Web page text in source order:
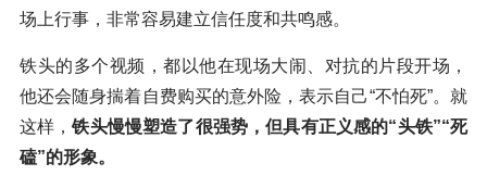
场上行事，非常容易建立信任度和共鸣感。
铁头的多个视频，都以他在现场大闹、对抗的片段开场，
他还会随身揣着自费购买的意外险，表示自己“不怕死”。就
这样，铁头慢慢塑造了很强势，但具有正义感的“头铁”“死
磕”的形象。